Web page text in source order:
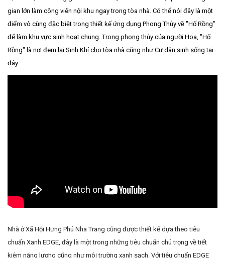
gian lớn làm công viên nội khu ngay trong tòa nhà. Có thể nói đây là một
điểm vô cùng đặc biệt trong thiết kế ứng dụng Phong Thủy về "Hố Rồng"
để làm khu vực sinh hoạt chung. Trong phong thủy của người Hoa, "Hố
Rồng" là nơi đem lại Sinh Khí cho tòa nhà cũng như Cư dân sinh sống tại
đây.
Nhà ở Xã Hội Hưng Phú Nha Trang cũng được thiết kế dựa theo tiêu
chuẩn Xanh EDGE, đây là một trong những tiêu chuẩn chú trọng về tiết
kiệm năng lượng cũng như môi trường xanh sạch. Với tiêu chuẩn EDGE